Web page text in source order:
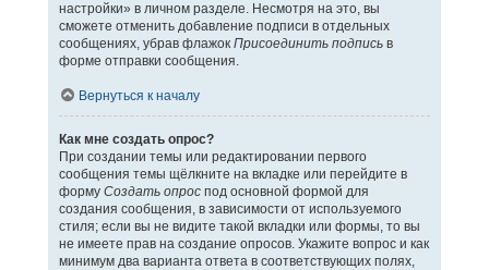
настройки» в личном разделе. Несмотря на это, вы
сможете отменить добавление подписи в отдельных
сообщениях, убрав флажок Присоединить подписьв
форме отправки сообщения.
Вернуться к началу
Как мне создать опрос?
При создании темы или редактировании первого
сообщения темы щёлкните на вкладке или перейдите в
форму Создать опроспод основной формой для
создания сообщения, в зависимости от используемого
стиля; если вы не видите такой вкладки или формы, то вы
не имеете прав на создание опросов. Укажите вопрос и как
минимум два варианта ответа в соответствующих полях,